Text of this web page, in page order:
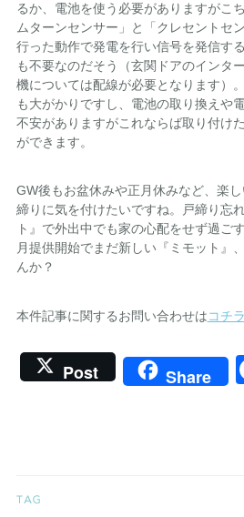
るか、電池を使う必要がありますがこ
ムターンセンサー」と「クレセントセ
行った動作で発電を行い信号を発信す
も不要なのだそう（玄関ドアのインタ
機については配線が必要となります）
も大がかりですし、電池の取り換えや
不安がありますがこれならば取り付け
ができます。
GW後もお盆休みや正月休みなど、楽
締りに気を付けたいですね。戸締り忘
ト』で外出中でも家の心配をせず過ご
月提供開始でまだ新しい『ミモット』
んか？
本件記事に関するお問い合わせはコチラ
Post Share